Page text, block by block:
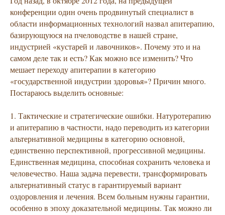
конференции один очень продвинутый специалист в
области информационных технологий назвал апитерапию,
базирующуюся на пчеловодстве в нашей стране,
индустрией «кустарей и лавочников». Почему это и на
самом деле так и есть? Как можно все изменить? Что
мешает переходу апитерапии в категорию
«государственной индустрии здоровья»? Причин много.
Постараюсь выделить основные:
1. Тактические и стратегические ошибки. Натуротерапию
и апитерапию в частности, надо переводить из категории
альтернативной медицины в категорию основной,
единственно перспективной, прогрессивной медицины.
Единственная медицина, способная сохранить человека и
человечество. Наша задача перевести, трансформировать
альтернативный статус в гарантируемый вариант
оздоровления и лечения. Всем больным нужны гарантии,
особенно в эпоху доказательной медицины. Так можно ли